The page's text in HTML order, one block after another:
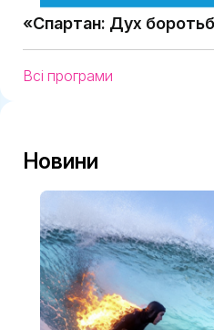
«Спартан: Дух
Всі програми
Новини